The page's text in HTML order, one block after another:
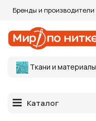
Бренды и производители
Ткани и материалы
Каталог